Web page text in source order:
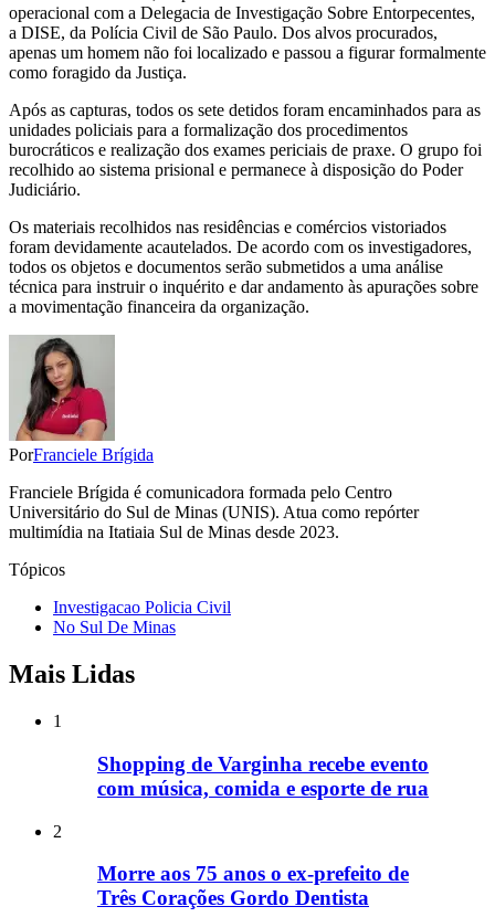
operacional com a Delegacia de Investigação Sobre Entorpecentes,
a DISE, da Polícia Civil de São Paulo. Dos alvos procurados,
apenas um homem não foi localizado e passou a figurar formalmente
como foragido da Justiça.
Após as capturas, todos os sete detidos foram encaminhados para as
unidades policiais para a formalização dos procedimentos
burocráticos e realização dos exames periciais de praxe. O grupo foi
recolhido ao sistema prisional e permanece à disposição do Poder
Judiciário.
Os materiais recolhidos nas residências e comércios vistoriados
foram devidamente acautelados. De acordo com os investigadores,
todos os objetos e documentos serão submetidos a uma análise
técnica para instruir o inquérito e dar andamento às apurações sobre
a movimentação financeira da organização.
PorFranciele Brígida
Franciele Brígida é comunicadora formada pelo Centro
Universitário do Sul de Minas (UNIS). Atua como repórter
multimídia na Itatiaia Sul de Minas desde 2023.
Tópicos
Investigacao Policia Civil
No Sul De Minas
Mais Lidas
1
Shopping de Varginha recebe evento
com música, comida e esporte de rua
2
Morre aos 75 anos o ex-prefeito de
Três Corações Gordo Dentista